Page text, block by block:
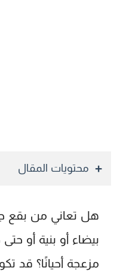
محتويات المقال
هل تعاني من بقع
بيضاء أو بنية أو
مزعجة أحيانًا؟ قد